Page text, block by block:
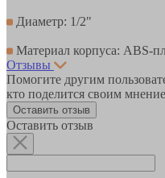
Диаметр: 1/2"
Материал корпуса: ABS-
Отзывы
Помогите другим
кто поделится своим
Оставить отзыв
Оставить отзыв